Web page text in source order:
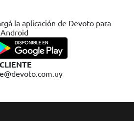
la aplicación de Devoto para
Android